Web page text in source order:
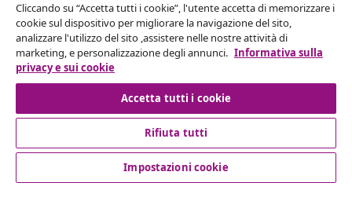
vidaXL
Scopri di più
Cliccando su “Accetta tutti i cookie”, l'utente accetta di memorizzare i
cookie sul dispositivo per migliorare la navigazione del sito,
analizzare l'utilizzo del sito ,assistere nelle nostre attività di
marketing, e personalizzazione degli annunci. Informativa sulla
privacy e sui cookie
Accetta tutti i cookie
Rifiuta tutti
Impostazioni cookie